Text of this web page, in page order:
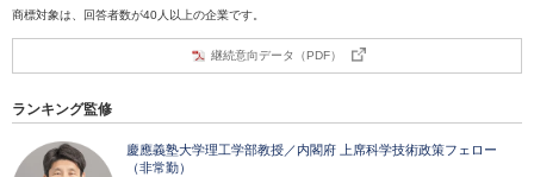
商標対象は、回答者数が40人以上の企業です。
継続意向データ（PDF）
ランキング監修
慶應義塾大学理工学部教授／内閣府 上席科学技術政策フェロー
（非常勤）